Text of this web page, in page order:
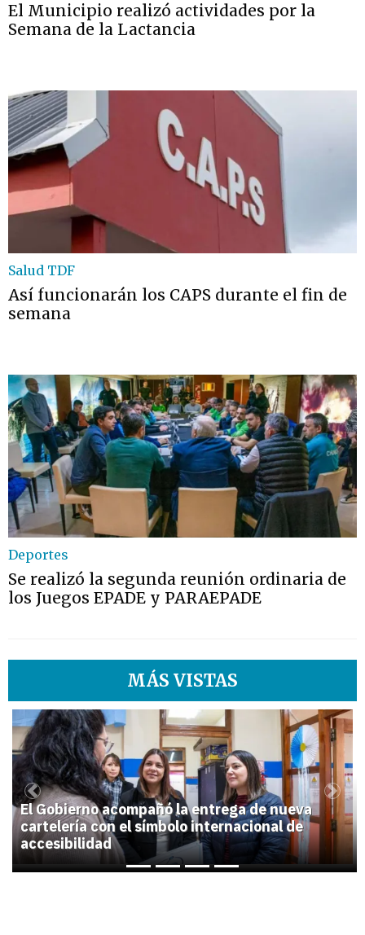
El Municipio realizó actividades por la
Semana de la Lactancia
Salud TDF
Así funcionarán los CAPS durante el fin de
semana
Deportes
Se realizó la segunda reunión ordinaria de
los Juegos EPADE y PARAEPADE
MÁS VISTAS
1
El Gobierno acompañó la entrega de nueva
cartelería con el símbolo internacional de
accesibilidad
Previous Next